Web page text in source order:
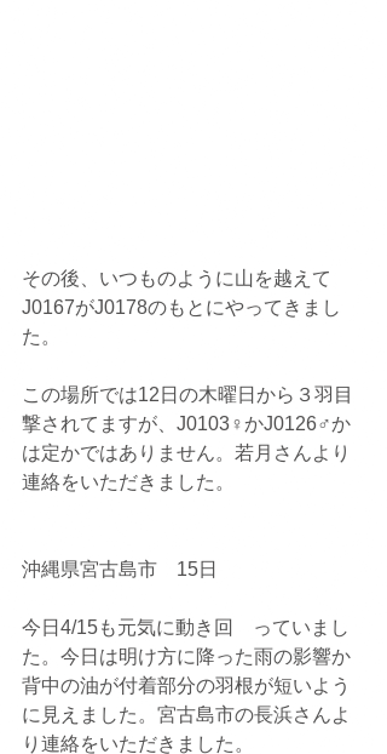
その後、いつものように山を越えて
J0167がJ0178のもとにやってきまし
た。
この場所では12日の木曜日から３羽目
撃されてますが、J0103♀かJ0126♂か
は定かではありません。若月さんより
連絡をいただきました。
沖縄県宮古島市　15日
今日4/15も元気に動き回　っていまし
た。今日は明け方に降った雨の影響か
背中の油が付着部分の羽根が短いよう
に見えました。宮古島市の長浜さんよ
り連絡をいただきました。